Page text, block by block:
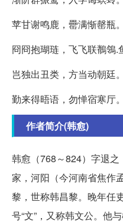
苹甘谢鸣鹿，罍满惭罄瓶。
冏冏抱瑚琏，飞飞联鶺鴒.
岂独出丑类，方当动朝廷。
勤来得晤语，勿惮宿寒厅。
作者简介(韩愈)
韩愈（768～824）字退
家，河阳（今河南省焦作
黎，世称韩昌黎。晚年任
号“文”，又称韩文公。他